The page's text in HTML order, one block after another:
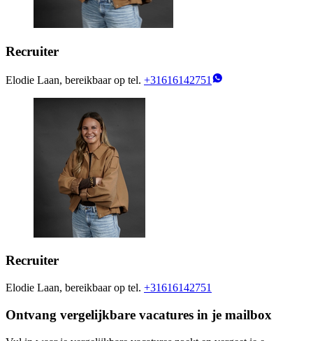
Recruiter
Elodie Laan, bereikbaar op tel. +31616142751
Recruiter
Elodie Laan, bereikbaar op tel. +31616142751
Ontvang vergelijkbare vacatures in je mailbox